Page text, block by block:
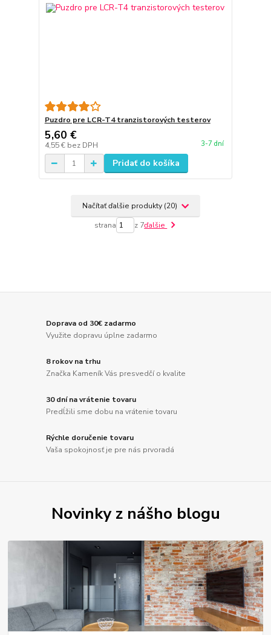
Puzdro pre LCR-T4 tranzistorových testerov
5,60 €
4,55 € bez DPH 3-7 dní
Pridať do košíka
Načítať ďalšie produkty (20)
strana z 7ďalšie
Doprava od 30€ zadarmo
Využite dopravu úplne zadarmo
8 rokov na trhu
Značka Kameník Vás presvedčí o kvalite
30 dní na vrátenie tovaru
Predĺžili sme dobu na vrátenie tovaru
Rýchle doručenie tovaru
Vaša spokojnosť je pre nás prvoradá
Novinky z nášho blogu